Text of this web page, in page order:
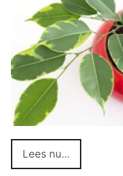
Lees nu...